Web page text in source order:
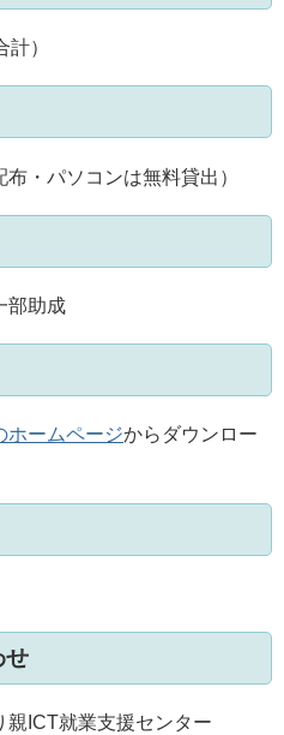
）
・パソコンは無料貸出）
部助成
ホームページからダウンロー
せ
ICT就業支援センター